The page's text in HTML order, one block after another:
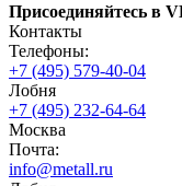
Присоединяйтесь в
Контакты
Телефоны:
+7 (495) 579-40-04
Лобня
+7 (495) 232-64-64
Москва
Почта:
info@metall.ru